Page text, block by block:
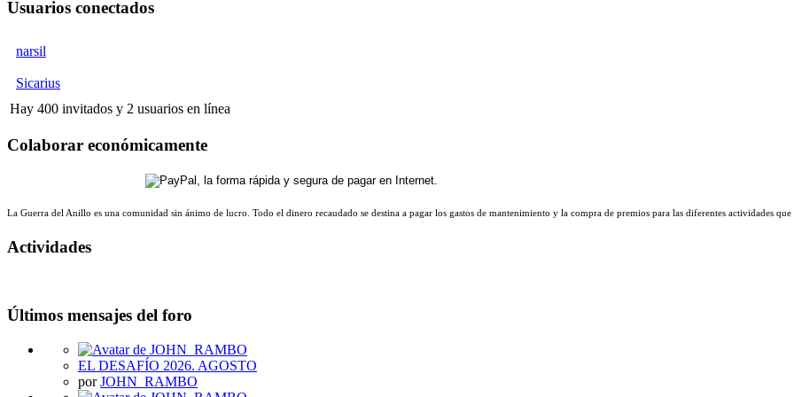
Usuarios conectados
narsil
Sicarius
Hay 400 invitados y 2 usuarios en línea
Colaborar económicamente
La Guerra del Anillo es una comunidad sin ánimo de lucro. Todo el dinero recaudado se destina a pagar los gastos de mantenimiento y la compra de premios para las diferentes actividades que
Actividades
Últimos mensajes del foro
EL DESAFÍO 2026. AGOSTO
porJOHN_RAMBO